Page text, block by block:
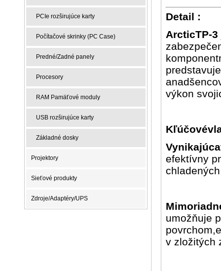
PCIe rozširujúce karty
Počítačové skrinky (PC Case)
Predné/Zadné panely
Procesory
RAM Pamäťové moduly
USB rozširujúce karty
Základné dosky
Projektory
Sieťové produkty
Zdroje/Adaptéry/UPS
Detail :
ArcticTP-3
výkon
efektívny
umožňuje
v zložitých